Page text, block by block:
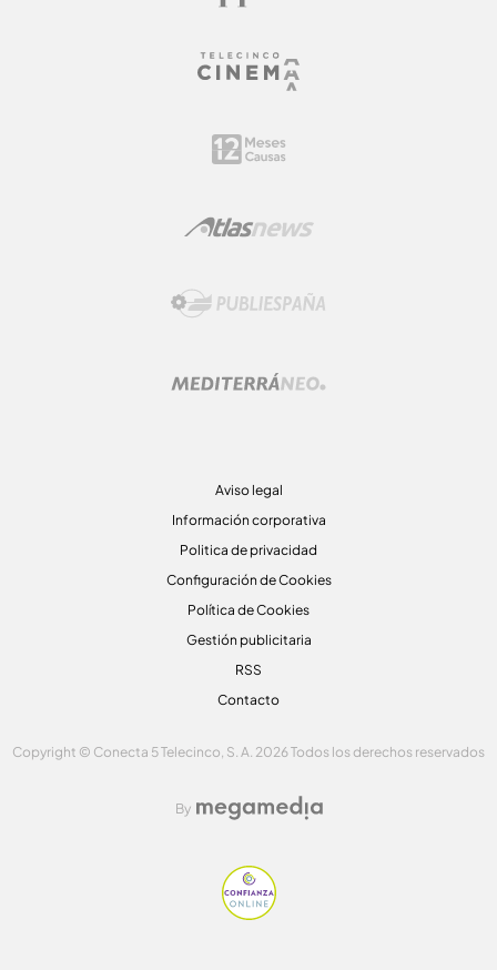
Aviso legal
Información corporativa
Politica de privacidad
Configuración de Cookies
Política de Cookies
Gestión publicitaria
RSS
Contacto
Copyright © Conecta 5 Telecinco, S. A. 2026 Todos los derechos reservados
By